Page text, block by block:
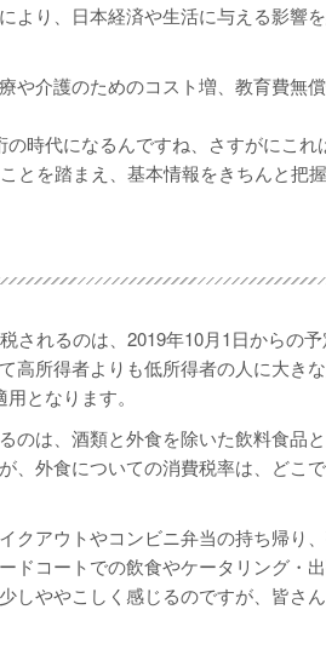
より、日本経済や生活に与える影響
や介護のためのコスト増、教育費無
時代になるんですね、さすがにこれ
とを踏まえ、基本情報をきちんと把握
されるのは、2019年10月1日からの予
高所得者よりも低所得者の人に大き
となります。
のは、酒類と外食を除いた飲料食品
、外食についての消費税率は、どこ
クアウトやコンビニ弁当の持ち帰り
ドコートでの飲食やケータリング・
しややこしく感じるのですが、皆さん